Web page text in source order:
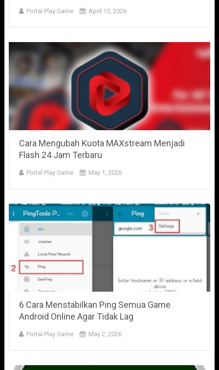
Portal Play Game April 15, 2026
Cara Mengubah Kuota MAXstream Menjadi
Flash 24 Jam Terbaru
Portal Play Game May 1, 2026
6 Cara Menstabilkan Ping Semua Game
Android Online Agar Tidak Lag
Portal Play Game May 2, 2026